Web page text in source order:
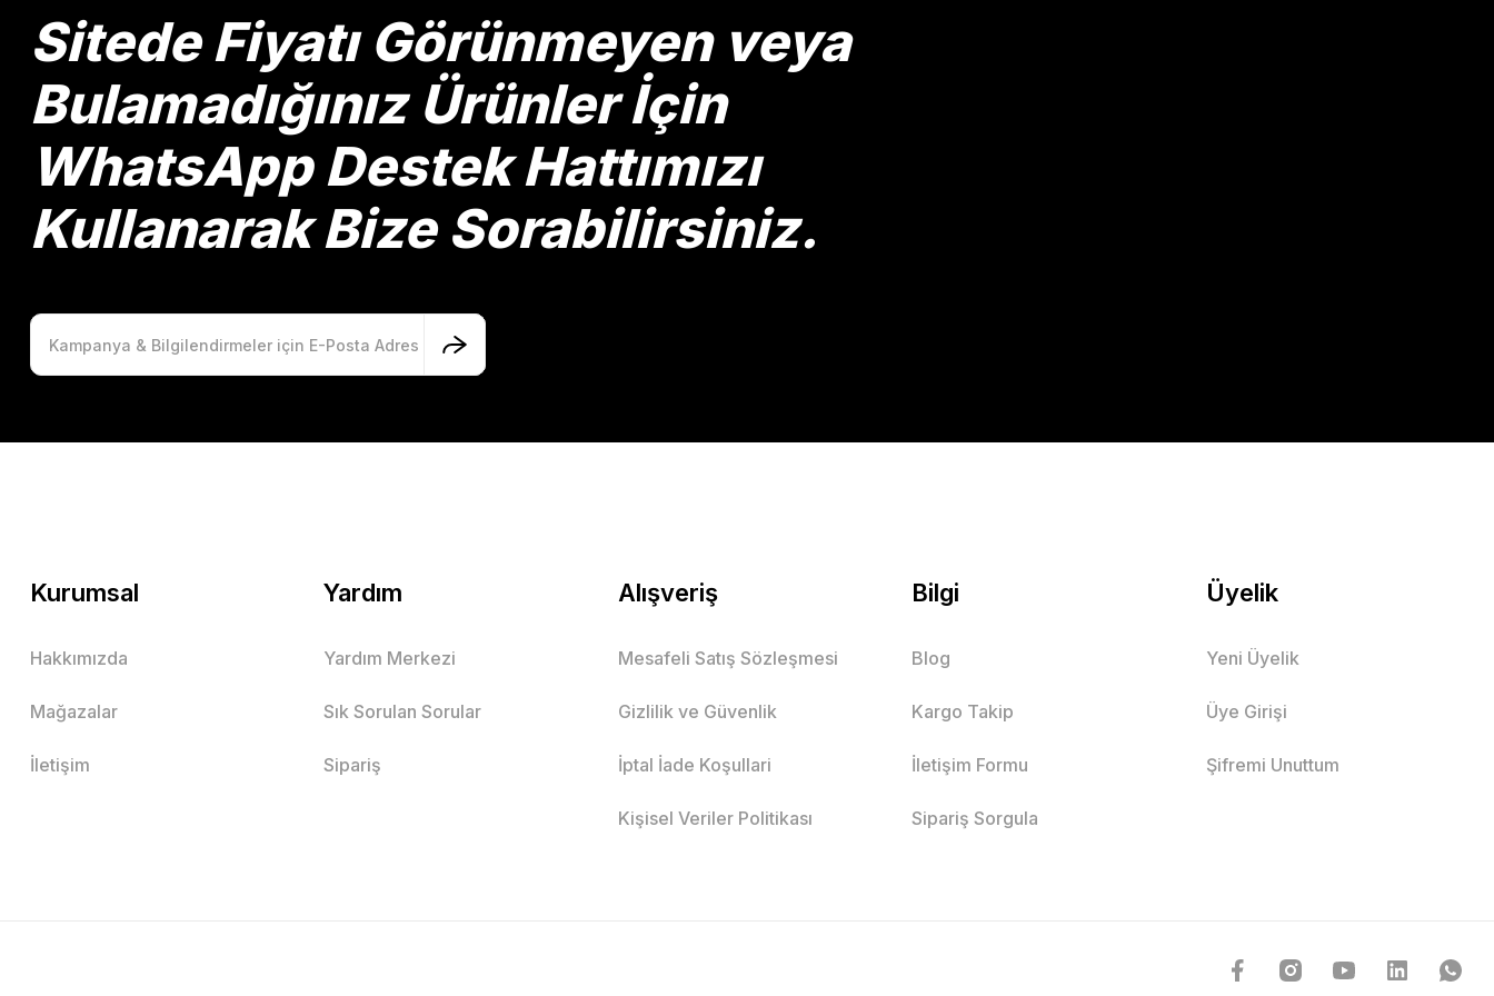
Ürün fiyatı diğer sitelerden daha pahalı.
Bu ürüne benzer farklı alternatifler olmalı.
Gönder
Sitede Fiyatı Görünmeyen veya
Bulamadığınız Ürünler İçin
WhatsApp Destek Hattımızı
Kullanarak Bize Sorabilirsiniz.
Kurumsal
Hakkımızda
Mağazalar
İletişim
Yardım
Yardım Merkezi
Sık Sorulan Sorular
Sipariş
Alışveriş
Mesafeli Satış Sözleşmesi
Gizlilik ve Güvenlik
İptal İade Koşullari
Kişisel Veriler Politikası
Bilgi
Blog
Kargo Takip
İletişim Formu
Sipariş Sorgula
Üyelik
Yeni Üyelik
Üye Girişi
Şifremi Unuttum